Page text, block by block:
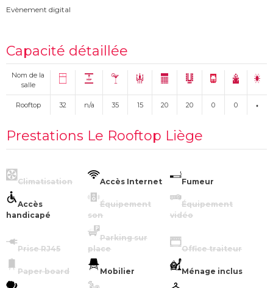
Evènement digital
Capacité détaillée
Nom de la
salle
Rooftop 32 n/a 35 15 20 20 0 0
Prestations Le Rooftop Liège
Climatisation Accès Internet Fumeur
Accès
handicapé
Équipement
son
Équipement
vidéo
Prise RJ45
Parking sur
place
Office traiteur
Paper board Mobilier Ménage inclus